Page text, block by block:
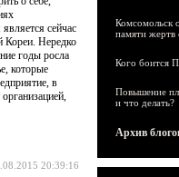
сейчас
Кореи. Нередко
годы росла
которые
в
20:39:16
Комсомольск
памяти жертв
Кого боится
Повышение
и что делать?
Архив